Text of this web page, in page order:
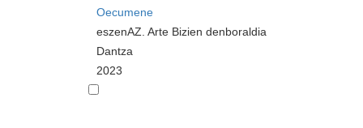
Oecumene
eszenAZ. Arte Bizien denboraldia
Dantza
2023